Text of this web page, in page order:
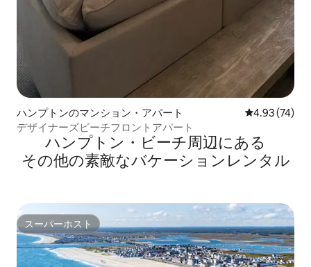
ハンプトンのマンション・アパート レビュー74
4.93 (74)
デザイナーズビーチフロントアパート
ハンプトン・ビーチ⁠周⁠辺⁠に⁠あ⁠る
そ⁠の⁠他⁠の素⁠敵⁠なバ⁠ケ⁠ー⁠シ⁠ョ⁠ン⁠レ⁠ン⁠タ⁠ル
スーパーホスト
スーパーホスト